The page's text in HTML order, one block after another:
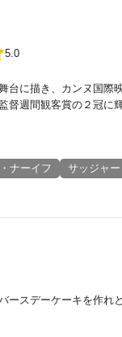
5.0
台に描き、カンヌ国際
督週間観客賞の２冠に
ナーイフ
サッジャ
ースデーケーキを作れ